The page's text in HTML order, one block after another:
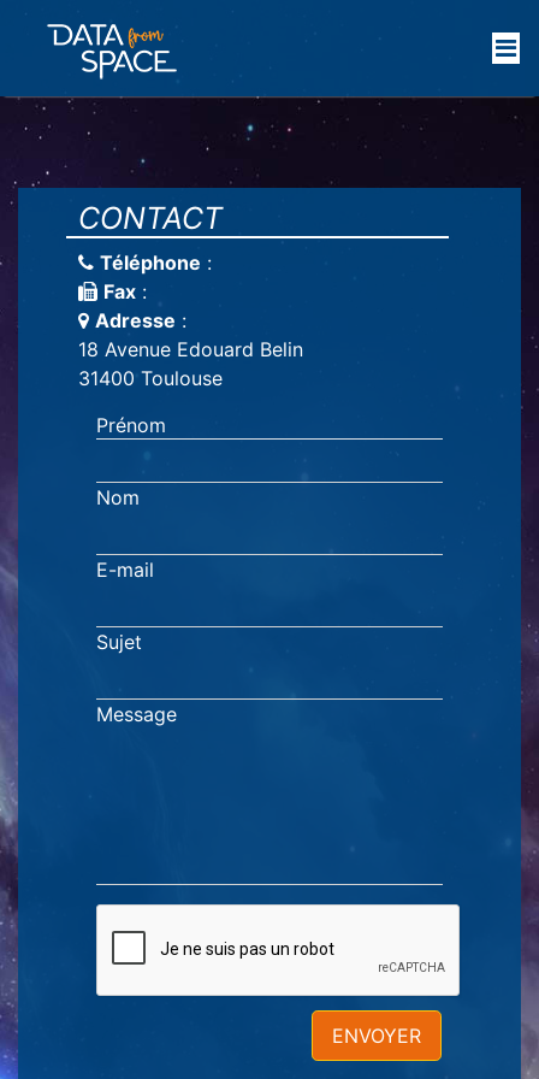
CONTACT
Téléphone :
Fax :
Adresse :
18 Avenue Edouard Belin
31400 Toulouse
Prénom
Nom
E-mail
Sujet
Message
ENVOYER